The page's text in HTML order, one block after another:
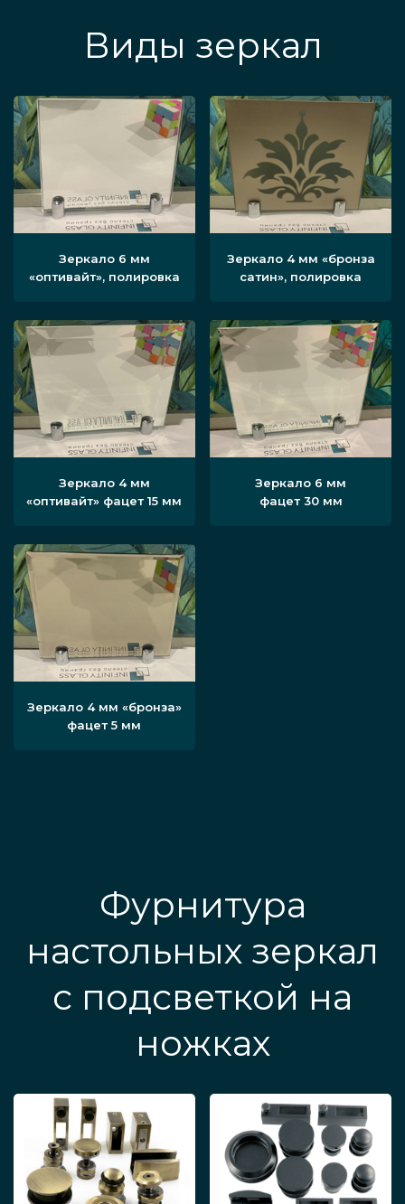
Виды зеркал
Зеркало 6 мм
«оптивайт», полировка
Зеркало 4 мм «бронза
сатин», полировка
Зеркало 4 мм
«оптивайт» фацет 15 мм
Зеркало 6 мм
фацет 30 мм
Зеркало 4 мм «бронза»
фацет 5 мм
Фурнитура
настольных зеркал
с подсветкой на
ножках